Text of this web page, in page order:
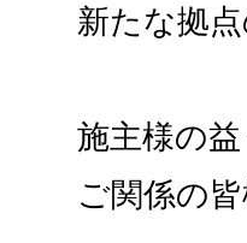
新たな拠
施主様の
ご関係の